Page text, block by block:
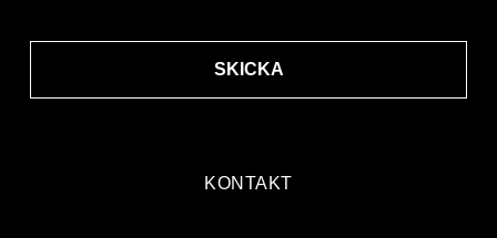
KONTAKT
SKICKA